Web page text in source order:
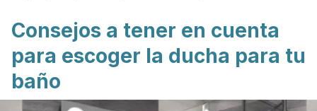
Consejos a tener en cuenta
para escoger la ducha para tu
baño